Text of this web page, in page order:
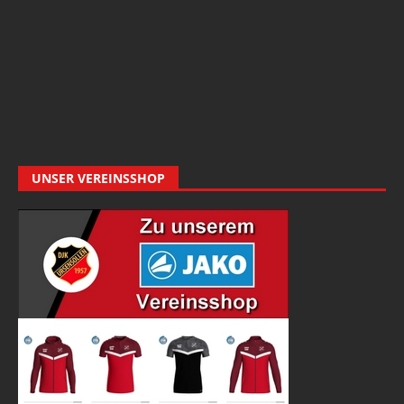
UNSER VEREINSSHOP